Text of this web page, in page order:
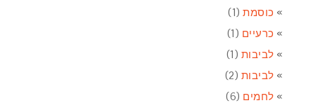
כוסמת(1)
כרעיים (1)
לביבות (1)
לביבות (2)
לחמים (6)